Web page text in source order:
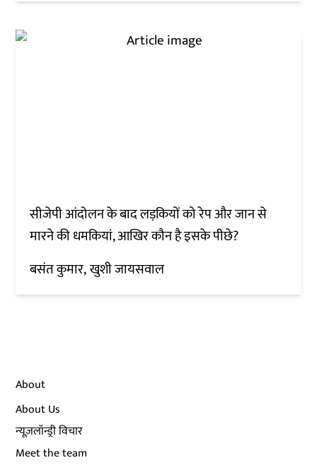
सीजेपी आंदोलन के बाद लड़कियों को रेप और जान से
मारने की धमकियां, आखिर कौन है इसके पीछे?
बसंत कुमार खुशी जायसवाल
About
About Us
न्यूज़लॉन्ड्री विचार
Meet the team